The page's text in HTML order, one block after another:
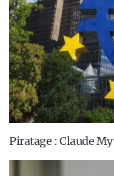
Piratage : Claude